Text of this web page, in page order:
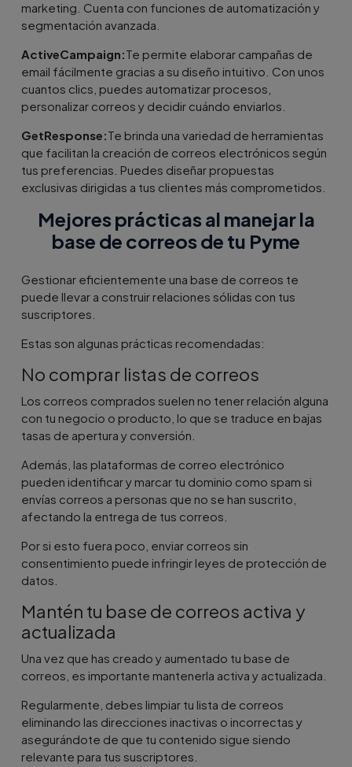
marketing. Cuenta con funciones de automatización y
segmentación avanzada.
ActiveCampaign:Te permite elaborar campañas de
email fácilmente gracias a su diseño intuitivo. Con unos
cuantos clics, puedes automatizar procesos,
personalizar correos y decidir cuándo enviarlos.
GetResponse:Te brinda una variedad de herramientas
que facilitan la creación de correos electrónicos según
tus preferencias. Puedes diseñar propuestas
exclusivas dirigidas a tus clientes más comprometidos.
Mejores prácticas al manejar la
base de correos de tu Pyme
Gestionar eficientemente una base de correos te
puede llevar a construir relaciones sólidas con tus
suscriptores.
Estas son algunas prácticas recomendadas:
No comprar listas de correos
Los correos comprados suelen no tener relación alguna
con tu negocio o producto, lo que se traduce en bajas
tasas de apertura y conversión.
Además, las plataformas de correo electrónico
pueden identificar y marcar tu dominio como spam si
envías correos a personas que no se han suscrito,
afectando la entrega de tus correos.
Por si esto fuera poco, enviar correos sin
consentimiento puede infringir leyes de protección de
datos.
Mantén tu base de correos activa y
actualizada
Una vez que has creado y aumentado tu base de
correos, es importante mantenerla activa y actualizada.
Regularmente, debes limpiar tu lista de correos
eliminando las direcciones inactivas o incorrectas y
asegurándote de que tu contenido sigue siendo
relevante para tus suscriptores.